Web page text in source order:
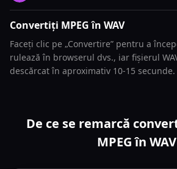
Convertiți MPEG în WAV
Faceți clic pe „Convertire” pentru a
rulează în browserul dvs., iar fișierul
descărcat în aproximativ 10-15 secunde.
De ce se remarcă
MPEG în WAV